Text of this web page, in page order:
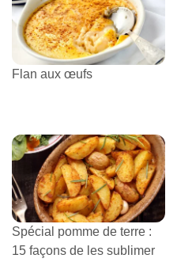
Flan aux œufs
Spécial pomme de terre :
15 façons de les sublimer